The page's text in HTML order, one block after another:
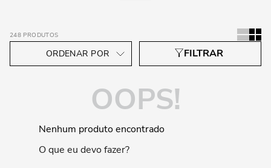
248 PRODUTOS
OOPS!
Nenhum produto encontrado
O que eu devo fazer?